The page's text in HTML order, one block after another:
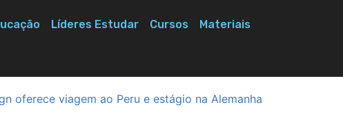
Líderes Estudar Cursos Materiais
oferece viagem ao Peru e estágio na Alemanha